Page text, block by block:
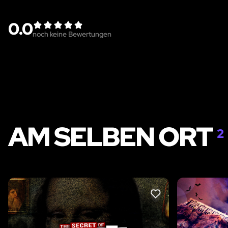
0.0noch keine Bewertungen
AM SELBEN ORT 2
LIKE